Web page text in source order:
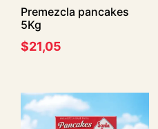
Premezcla pancakes
5Kg
$21,05